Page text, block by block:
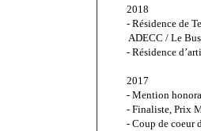
2018
- Résidence de
ADECC / Le
- Résidence
2017
- Mention
- Finaliste, Prix
- Coup de coeur